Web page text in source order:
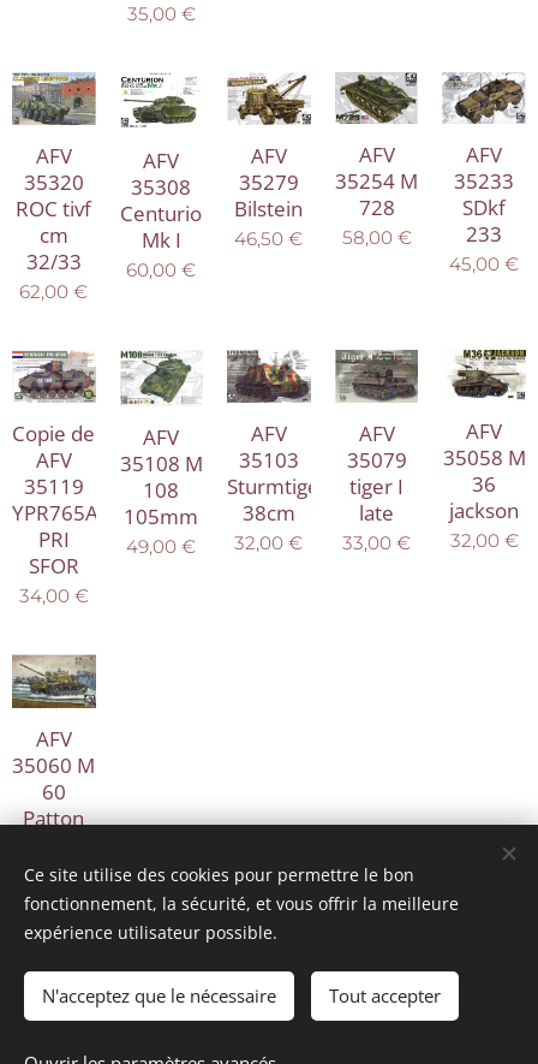
35,00€
AFV
35320
ROC tivf
cm
32/33
62,00 €
AFV
35308
Centurion
Mk I
60,00 €
AFV
35279
Bilstein
46,50 €
AFV
35254 M
728
58,00€
AFV
35233
SDkf
233
45,00 €
Copie de
AFV
35119
YPR765A1
PRI
SFOR
34,00€
AFV
35108 M
108
105mm
49,00 €
AFV
35103
Sturmtiger
38cm
32,00 €
AFV
35079
tiger I
late
33,00 €
AFV
35058 M
36
jackson
32,00€
AFV
35060 M
60
Patton
mini model rails
Cookies
Ce site utilise des cookies pour permettre le bon
fonctionnement, la sécurité, et vous offrir la meilleure
expérience utilisateur possible.
N'acceptez que le nécessaire Tout accepter